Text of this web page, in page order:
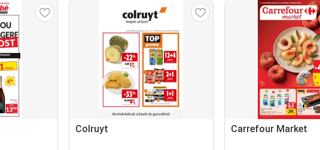
Colruyt Carrefour Market